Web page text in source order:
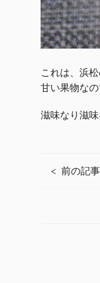
これは、浜
甘い果物な
滋味なり滋
前の記